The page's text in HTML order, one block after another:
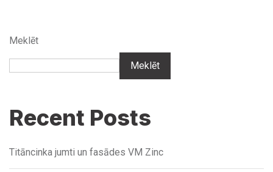
Meklēt
Meklēt
Recent Posts
Titāncinka jumti un fasādes VM Zinc